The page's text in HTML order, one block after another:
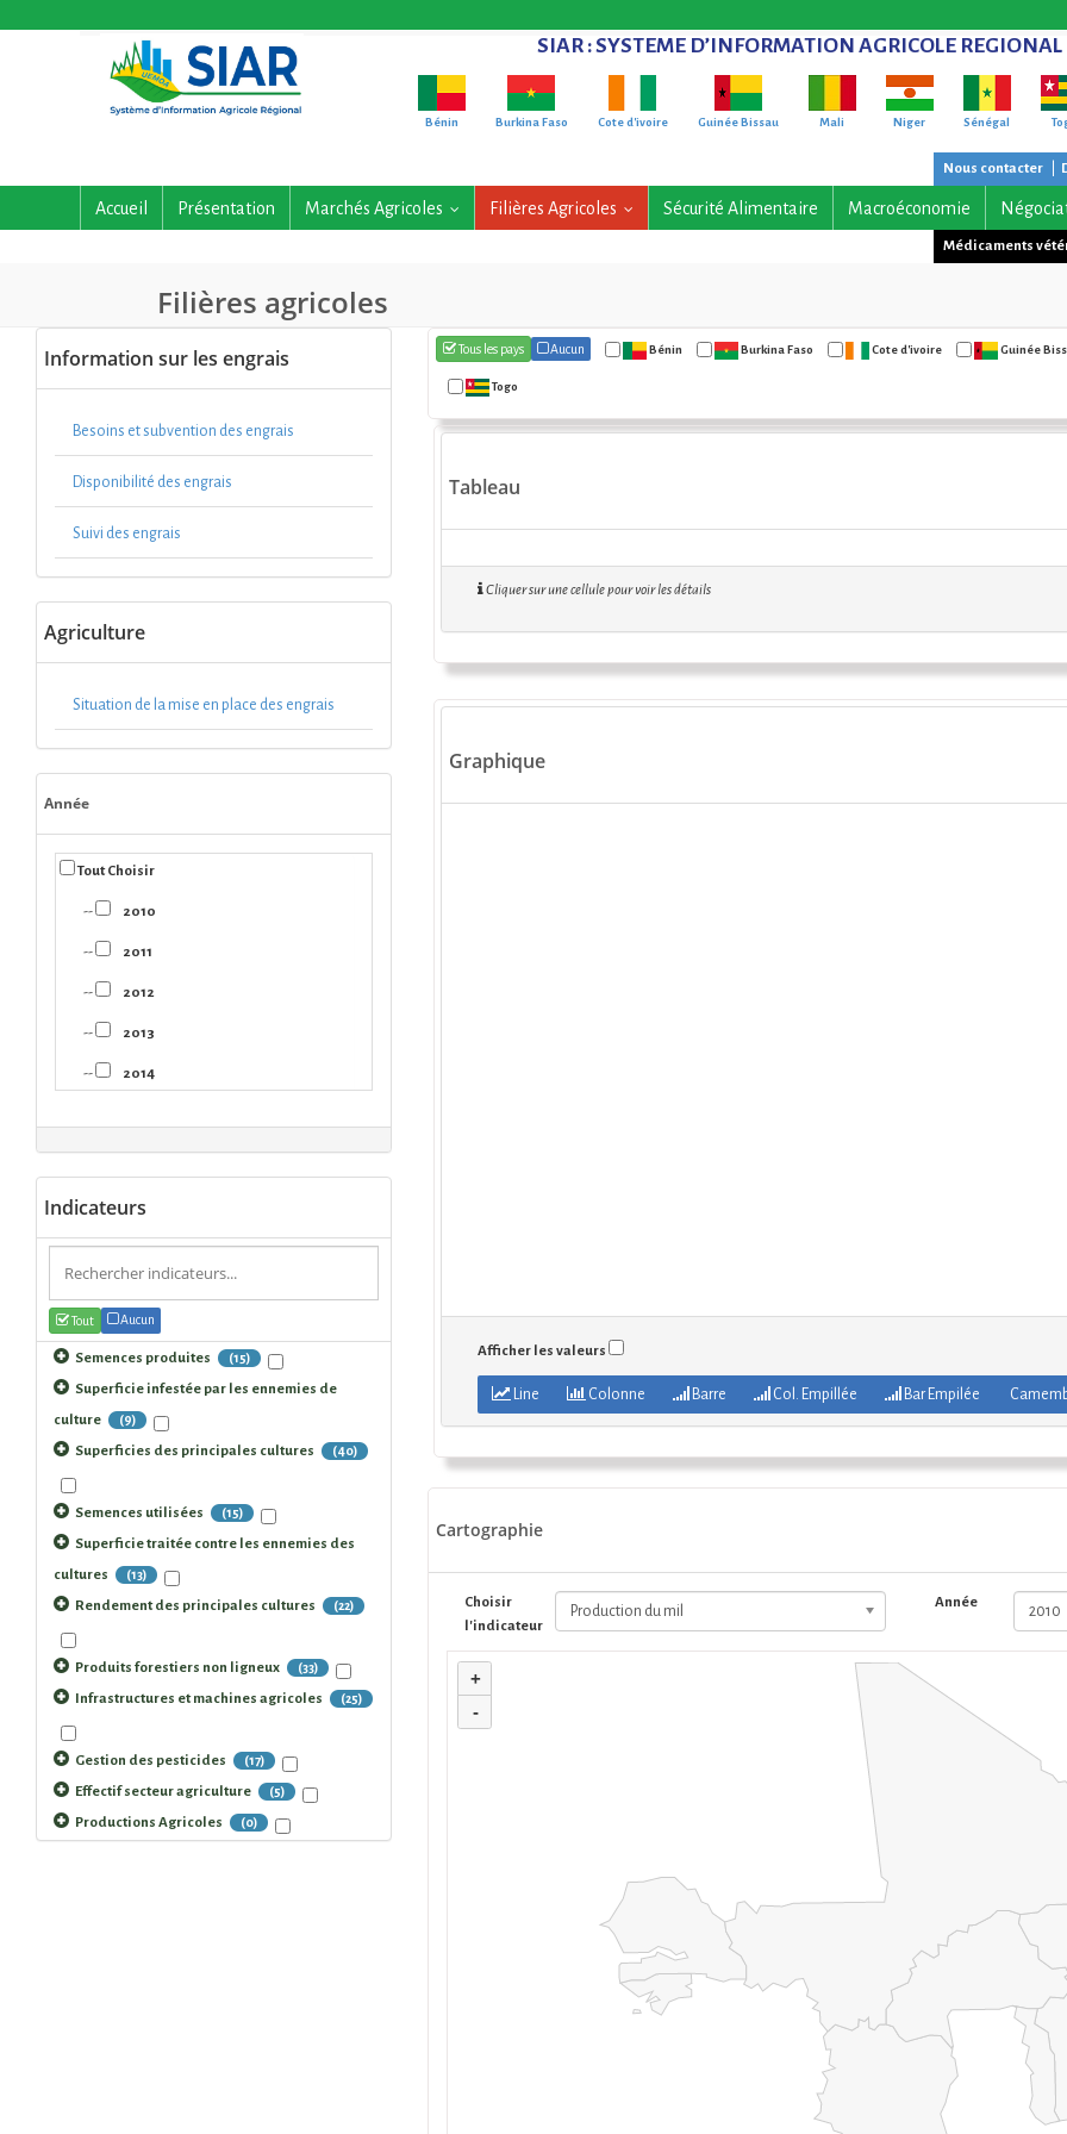
SIAR : SYSTEME D’INFORMATION AGRICOLE REGIONAL
Bénin Burkina Faso Cote d'ivoire Guinée Bissau Mali Niger Sénégal
Nous contacter
Accueil Présentation Marchés Agricoles Filières Agricoles Sécurité Alimentaire Macroéconomie
Médicaments
Filières agricoles
Information sur les engrais
Besoins et subvention des engrais
Disponibilité des engrais
Suivi des engrais
Agriculture
Situation de la mise en place des engrais
Année
Tout Choisir
-- 2010
-- 2011
-- 2012
-- 2013
-- 2014
-- 2016
-- 2018
-- 2019
-- 2020
-- 2021
-- 2022
-- 2025
Indicateurs
Tout Aucun
Semences produites (15)
Superficie infestée par les ennemies de
culture
(9)
Superficies des principales cultures (40)
Semences utilisées (15)
Superficie traitée contre les ennemies des
cultures
(13)
Rendement des principales cultures (22)
Produits forestiers non ligneux (33)
Infrastructures et machines agricoles (25)
Gestion des pesticides (17)
Effectif secteur agriculture (5)
Productions Agricoles (0)
Tous les pays Aucun Bénin Burkina Faso Cote d'ivoire Guinée
Togo
Tableau
Cliquer sur une cellule pour voir les détails
Graphique
Afficher les valeurs
Line Colonne Barre Col. Empillée Bar Empilée
Cartographie
Choisir
l'indicateur
Production du mil
Année
2010
+
-